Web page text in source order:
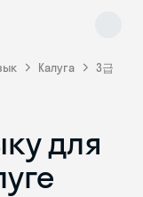
Калуга 3급
для